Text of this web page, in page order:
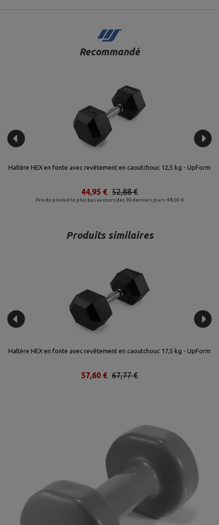
Recommandé
Haltère HEX en fonte avec revêtement en caoutchouc 12,5 kg - UpForm
Prix du produit le plus bas au cours des 30 derniers jours: 48,00 €
52,88 €
44,95 €
Produits similaires
Haltère HEX en fonte avec revêtement en caoutchouc 17,5 kg - UpForm
67,77 €
57,60 €